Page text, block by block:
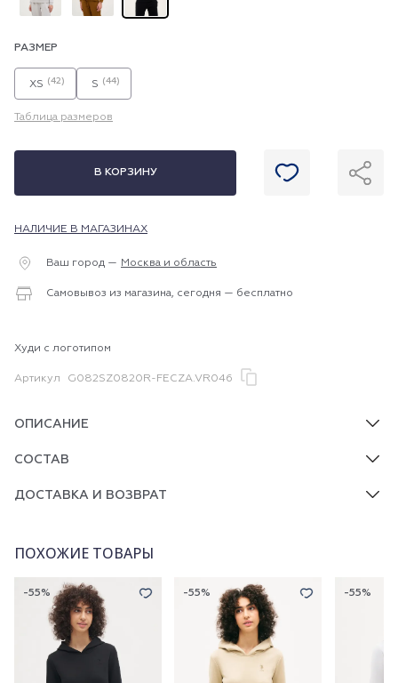
РАЗМЕР
XS (42) S (44)
Таблица размеров
В КОРЗИНУ
НАЛИЧИЕ В МАГАЗИНАХ
Ваш город — Москва и область
Самовывоз из магазина, сегодня — бесплатно
Худи с логотипом
Артикул G082SZ0820R-FECZA.VR046
ОПИСАНИЕ
СОСТАВ
ДОСТАВКА И ВОЗВРАТ
ПОХОЖИЕ ТОВАРЫ
-55% -55% -55%